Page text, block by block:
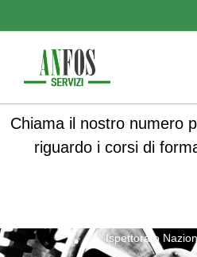
Chiama il nostro numero
riguardo i corsi di
Ispettorato